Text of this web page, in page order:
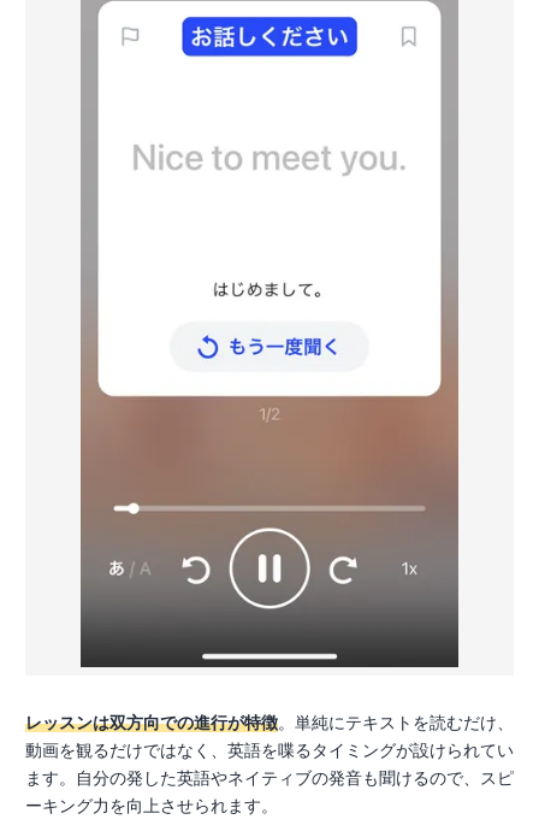
レッスンは双方向での進行が特徴。単純にテキストを読むだけ、
動画を観るだけではなく、英語を喋るタイミングが設けられてい
ます。自分の発した英語やネイティブの発音も聞けるので、スピ
ーキング力を向上させられます。